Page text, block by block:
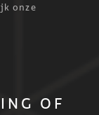
onze
OF